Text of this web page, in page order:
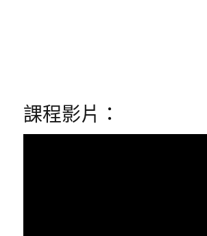
課程影片：